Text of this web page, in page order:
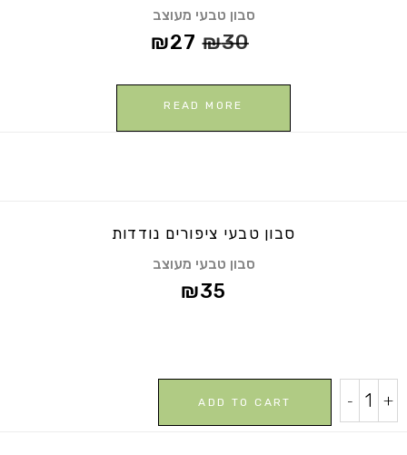
סבון טבעי מעוצב
₪30
₪27
READ MORE
סבון טבעי ציפורים נודדות
סבון טבעי מעוצב
₪35
טבעי
- +
ADD TO CART